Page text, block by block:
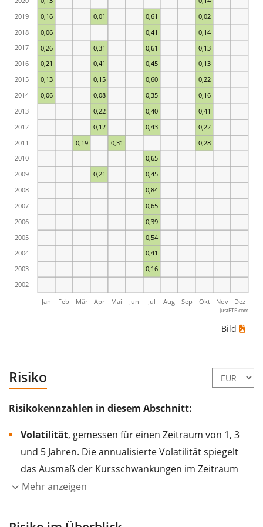
0,16
0,41
0,54
0,39
0,65
0,84
0,21 0,45
0,65
0,19 0,31 0,28
0,12 0,43 0,22
0,22 0,40 0,41
0,06 0,08 0,35 0,16
0,13 0,15 0,60 0,22
0,21 0,41 0,45 0,13
0,26 0,31 0,61 0,13
0,06 0,41 0,14
0,16 0,01 0,61 0,02
Jan Feb Mär Apr Mai Jun Jul Aug Sep Okt Nov Dez
2002
2003
2004
2005
2006
2007
2008
2009
2010
2011
2012
2013
2014
2015
2016
2017
2018
2019
justETF.com
Bild
Risiko
Risikokennzahlen in diesem Abschnitt:
Volatilität, gemessen für einen Zeitraum von 1, 3
und 5 Jahren. Die annualisierte Volatilität spiegelt
das Ausmaß der Kursschwankungen im Zeitraum
eines Jahres wider.
Aktie, des ETF, usw.) in der Vergangenheit
Mehr anzeigen